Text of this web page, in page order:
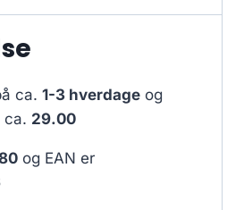
ca. 1-3 hverdage og
ca. 29.00
og EAN er